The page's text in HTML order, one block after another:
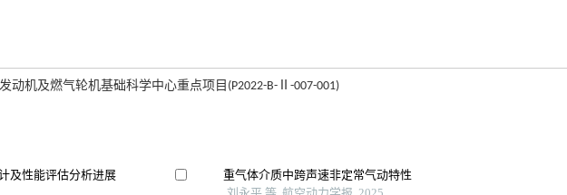
动机及燃气轮机基础科学中心重点项目(P2022-B-Ⅱ-007-001)